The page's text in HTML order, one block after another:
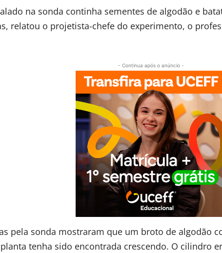
na sonda continha sementes de algodão e
relatou o projetista-chefe do experimento, o
- Continua após o anúncio -
pela sonda mostraram que um broto de algodão
tenha sido encontrada crescendo. O cilindro